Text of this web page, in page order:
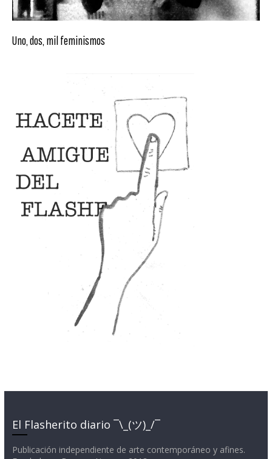
Uno, dos, mil feminismos
El Flasherito diario ¯\_(ツ)_/¯
Publicación independiente de arte contemporáneo y afines.